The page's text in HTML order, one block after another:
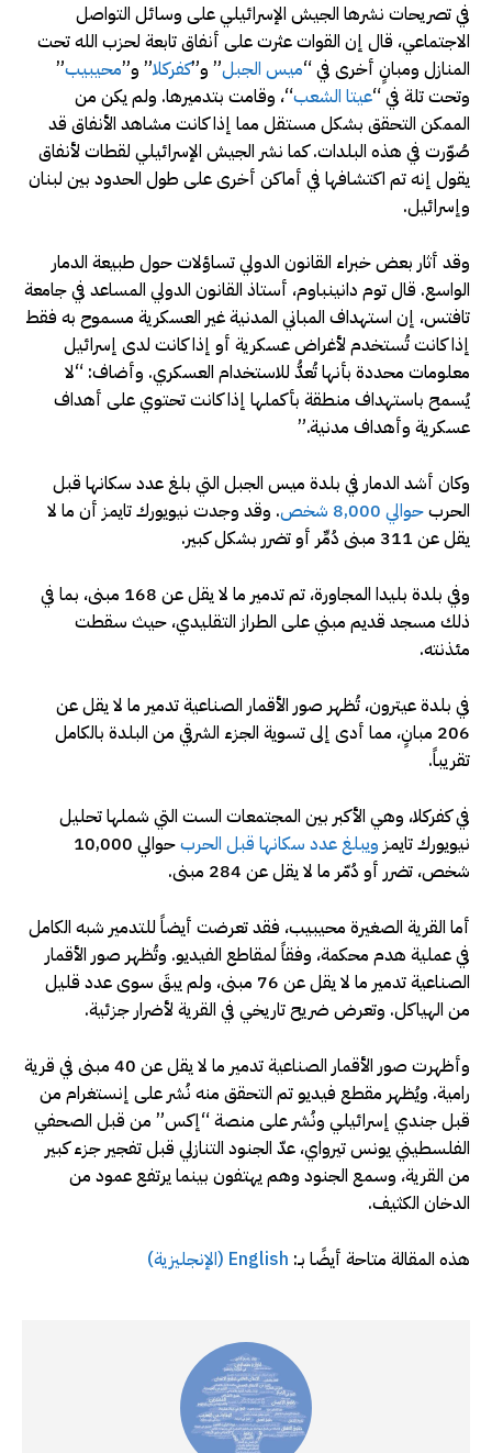
في تصريحات نشرها الجيش الإسرائيلي على وسائل التواصل
الاجتماعي، قال إن القوات عثرت على أنفاق تابعة لحزب الله تحت
المنازل ومبانٍ أخرى في “ميس الجبل” و”كفركلا” و”محيبيب”
وتحت تلة في “عيتا الشعب“، وقامت بتدميرها. ولم يكن من
الممكن التحقق بشكل مستقل مما إذا كانت مشاهد الأنفاق قد
صُوّرت في هذه البلدات. كما نشر الجيش الإسرائيلي لقطات لأنفاق
يقول إنه تم اكتشافها في أماكن أخرى على طول الحدود بين لبنان
وإسرائيل.
وقد أثار بعض خبراء القانون الدولي تساؤلات حول طبيعة الدمار
الواسع. قال توم دانينباوم، أستاذ القانون الدولي المساعد في جامعة
تافتس، إن استهداف المباني المدنية غير العسكرية مسموح به فقط
إذا كانت تُستخدم لأغراض عسكرية أو إذا كانت لدى إسرائيل
معلومات محددة بأنها تُعدُّ للاستخدام العسكري. وأضاف: “لا
يُسمح باستهداف منطقة بأكملها إذا كانت تحتوي على أهداف
عسكرية وأهداف مدنية.”
وكان أشد الدمار في بلدة ميس الجبل التي بلغ عدد سكانها قبل
الحربحوالي 8,000 شخص
. وقد وجدت نيويورك تايمز أن ما لا
يقل عن 311 مبنى دُمِّر أو تضرر بشكل كبير.
وفي بلدة بليدا المجاورة، تم تدمير ما لا يقل عن 168 مبنى، بما في
ذلك مسجد قديم مبني على الطراز التقليدي، حيث سقطت
مئذنته.
في بلدة عيترون، تُظهر صور الأقمار الصناعية تدمير ما لا يقل عن
206 مبانٍ، مما أدى إلى تسوية الجزء الشرقي من البلدة بالكامل
تقريباً.
في كفركلا، وهي الأكبر بين المجتمعات الست التي شملها تحليل
نيويورك تايمز ويبلغ عدد سكانها قبل الحرب
حوالي 10,000
شخص، تضرر أو دُمّر ما لا يقل عن 284 مبنى.
أما القرية الصغيرة محيبيب، فقد تعرضت أيضاً للتدمير شبه الكامل
في عملية هدم محكمة، وفقاً لمقاطع الفيديو. وتُظهر صور الأقمار
الصناعية تدمير ما لا يقل عن 76 مبنى، ولم يبقَ سوى عدد قليل
من الهياكل. وتعرض ضريح تاريخي في القرية لأضرار جزئية.
وأظهرت صور الأقمار الصناعية تدمير ما لا يقل عن 40 مبنى في قرية
رامية. ويُظهر مقطع فيديو تم التحقق منه نُشر على إنستغرام من
قبل جندي إسرائيلي ونُشر على منصة “إكس” من قبل الصحفي
الفلسطيني يونس تيرواي، عدّ الجنود التنازلي قبل تفجير جزء كبير
من القرية، وسمع الجنود وهم يهتفون بينما يرتفع عمود من
الدخان الكثيف.
هذه المقالة متاحة أيضًا بـ: English
(الإنجليزية)